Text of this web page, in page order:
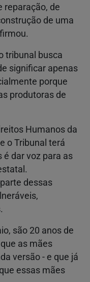
reparação, de
de uma
tribunal busca
significar apenas
porque
produtoras de
Humanos da
o Tribunal terá
dar voz para as
dessas
são 20 anos de
as mães
versão - e que já
essas mães